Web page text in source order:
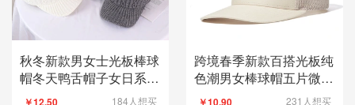
秋冬新款男女士光板棒球
帽冬天鸭舌帽子女日系百
搭休闲时尚棒球帽
￥12.50 184人想买
跨境春季新款百搭光板纯
色潮男女棒球帽五片微弯
帽沿卡车网帽
￥10.90 231人想买